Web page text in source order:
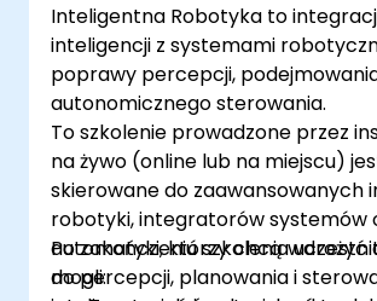
Inteligentna Robotyka to
inteligencji z systemami
poprawy percepcji,
autonomicznego sterowania.
To szkolenie prowadzone przez
na żywo (online lub na miejscu)
skierowane do zaawansowanych
robotyki, integratorów systemów
automatyki, którzy chcą wdrożyć
do percepcji, planowania i
Po zakończeniu szkolenia
mogli: